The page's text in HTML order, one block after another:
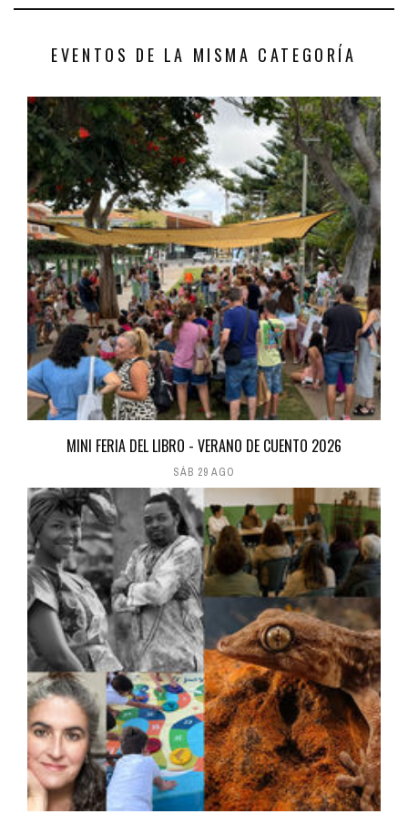
EVENTOS DE LA MISMA CATEGORÍA
MINI FERIA DEL LIBRO - VERANO DE CUENTO 2026
SÁB 29 AGO